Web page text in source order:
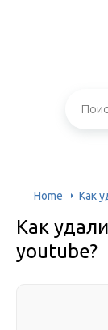
Home Как
Как
youtube?